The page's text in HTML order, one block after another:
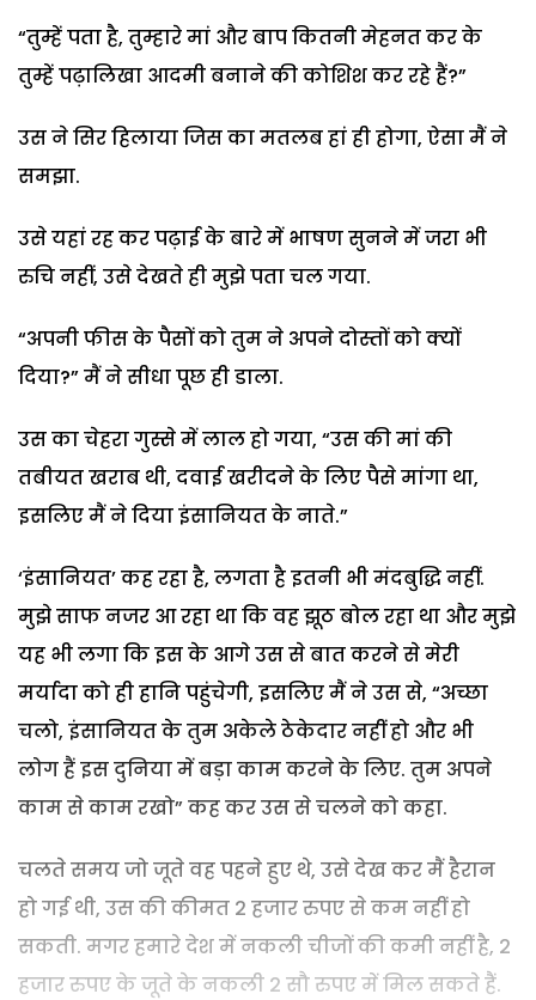
“तुम्हें पता है, तुम्हारे मां और बाप कितनी मेहनत कर के
तुम्हें पढ़ालिखा आदमी बनाने की कोशिश कर रहे हैं?”
उस ने सिर हिलाया जिस का मतलब हां ही होगा, ऐसा मैं ने
समझा.
उसे यहां रह कर पढ़ाई के बारे में भाषण सुनने में जरा भी
रुचि नहीं, उसे देखते ही मुझे पता चल गया.
“अपनी फीस के पैसों को तुम ने अपने दोस्तों को क्यों
दिया?” मैं ने सीधा पूछ ही डाला.
उस का चेहरा गुस्से में लाल हो गया, “उस की मां की
तबीयत खराब थी, दवाई खरीदने के लिए पैसे मांगा था,
इसलिए मैं ने दिया इंसानियत के नाते.”
‘इंसानियत’ कह रहा है, लगता है इतनी भी मंदबुद्धि नहीं.
मुझे साफ नजर आ रहा था कि वह झूठ बोल रहा था और मुझे
यह भी लगा कि इस के आगे उस से बात करने से मेरी
मर्यादा को ही हानि पहुंचेगी, इसलिए मैं ने उस से, “अच्छा
चलो, इंसानियत के तुम अकेले ठेकेदार नहीं हो और भी
लोग हैं इस दुनिया में बड़ा काम करने के लिए. तुम अपने
काम से काम रखो” कह कर उस से चलने को कहा.
चलते समय जो जूते वह पहने हुए थे, उसे देख कर मैं हैरान
हो गई थी, उस की कीमत 2 हजार रुपए से कम नहीं हो
सकती. मगर हमारे देश में नकली चीजों की कमी नहीं है, 2
हजार रुपए के जूते के नकली 2 सौ रुपए में मिल सकते हैं.